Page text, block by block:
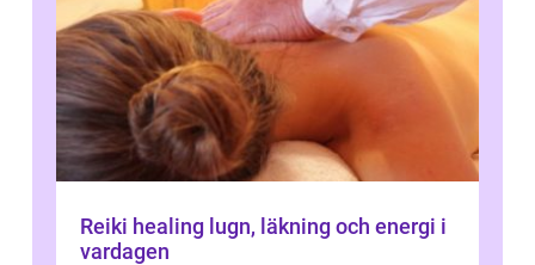
Reiki healing lugn, läkning och energi i
vardagen